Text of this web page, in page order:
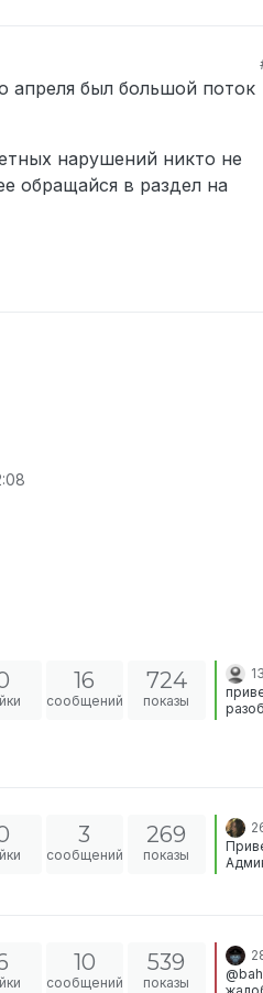
апреля был большой поток
нарушений никто не
обращайся в раздел на
16
сообщений
724
показы
3
сообщений
269
показы
10
сообщений
539
показы
жалобы: